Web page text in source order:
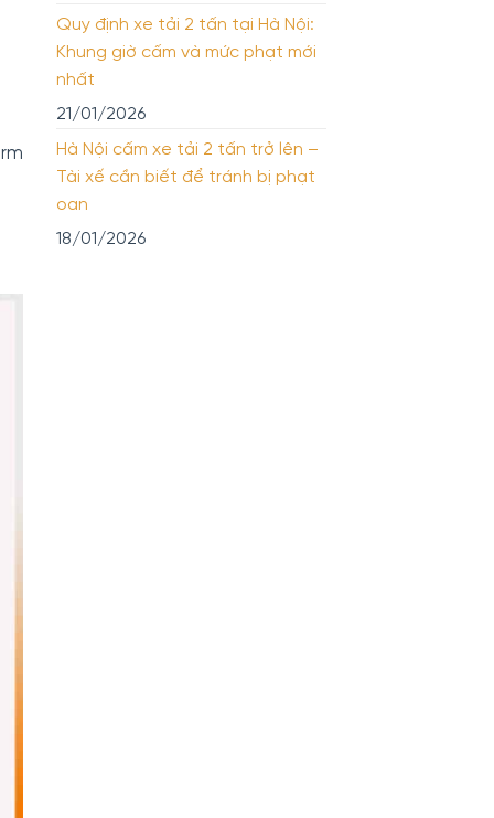
Quy định xe tải 2 tấn tại Hà Nội:
Khung giờ cấm và mức phạt mới
nhất
21/01/2026
Hà Nội cấm xe tải 2 tấn trở lên –
Tài xế cần biết để tránh bị phạt
oan
18/01/2026